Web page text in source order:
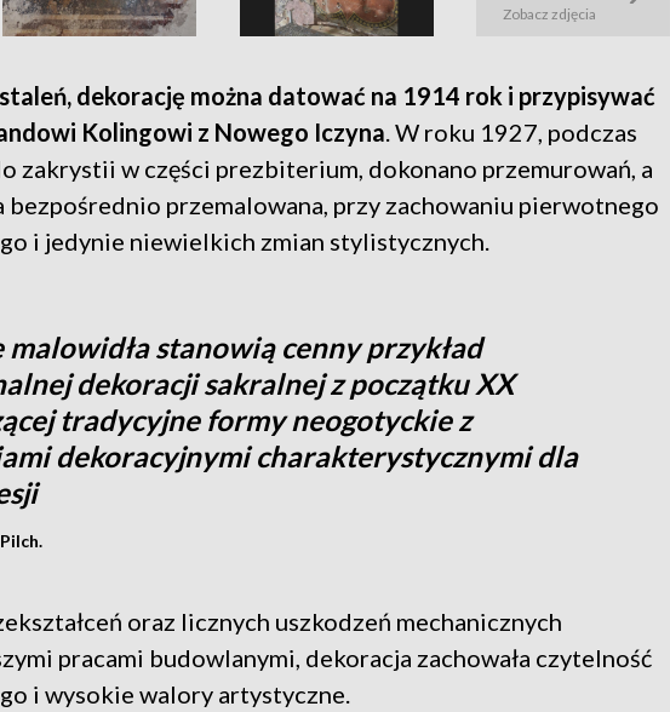
Zobacz zdjęcia
dekorację można datować na 1914 rok i przypisywać
Kolingowi z Nowego Iczyna. W roku 1927, podczas
zakrystii w części prezbiterium, dokonano przemurowań, a
bezpośrednio przemalowana, przy zachowaniu pierwotnego
i jedynie niewielkich zmian stylistycznych.
malowidła stanowią cenny przykład
dekoracji sakralnej z początku XX
tradycyjne formy neogotyckie z
dekoracyjnymi charakterystycznymi dla
oraz licznych uszkodzeń mechanicznych
pracami budowlanymi, dekoracja zachowała czytelność
i wysokie walory artystyczne.